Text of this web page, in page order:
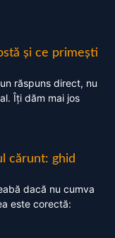
și ce primești
răspuns direct, nu
Îți dăm mai jos
cărunt: ghid
dacă nu cumva
este corectă: